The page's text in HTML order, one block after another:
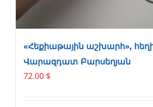
«Հեքիաթային աշխարհ»,
Վարազդատ Բարսեղյան
72.00 $